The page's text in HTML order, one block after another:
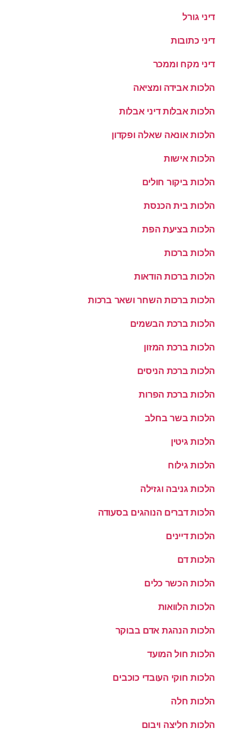
דיני גורל
דיני כתובות
דיני מקח וממכר
הלכות אבידה ומציאה
הלכות אבלות דיני אבלות
הלכות אונאה שאלה ופקדון
הלכות אישות
הלכות ביקור חולים
הלכות בית הכנסת
הלכות בציעת הפת
הלכות ברכות
הלכות ברכות הודאות
הלכות ברכות השחר ושאר ברכות
הלכות ברכת הבשמים
הלכות ברכת המזון
הלכות ברכת הניסים
הלכות ברכת הפרות
הלכות בשר בחלב
הלכות גיטין
הלכות גילוח
הלכות גניבה וגזילה
הלכות דברים הנוהגים בסעודה
הלכות דיינים
הלכות דם
הלכות הכשר כלים
הלכות הלוואות
הלכות הנהגת אדם בבוקר
הלכות חול המועד
הלכות חוקי העובדי כוכבים
הלכות חלה
הלכות חליצה ויבום